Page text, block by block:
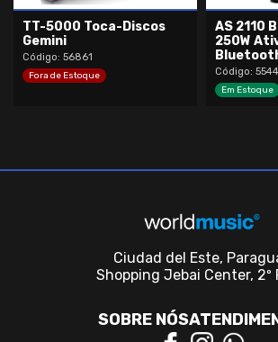
TT-5000 Toca-Discos
Gemini
Código: 56861
Fora de Estoque
AS 2110
250W
Código:
Em Estoque
Ciudad del Este,
Shopping Jebai Center, 2º
SOBRE NÓS